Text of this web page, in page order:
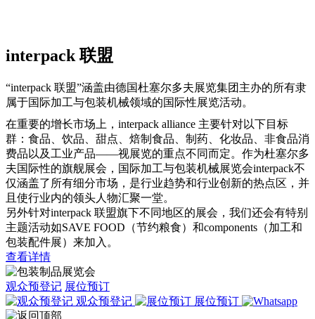
interpack 联盟
“interpack 联盟”涵盖由德国杜塞尔多夫展览集团主办的所有隶
属于国际加工与包装机械领域的国际性展览活动。
在重要的增长市场上，interpack alliance 主要针对以下目标
群：食品、饮品、甜点、焙制食品、制药、化妆品、非食品消
费品以及工业产品——视展览的重点不同而定。作为杜塞尔多
夫国际性的旗舰展会，国际加工与包装机械展览会interpack不
仅涵盖了所有细分市场，是行业趋势和行业创新的热点区，并
且使行业内的领头人物汇聚一堂。
另外针对interpack 联盟旗下不同地区的展会，我们还会有特别
主题活动如SAVE FOOD（节约粮食）和components（加工和
包装配件展）来加入。
查看详情
观众预登记 展位预订
观众预登记
展位预订